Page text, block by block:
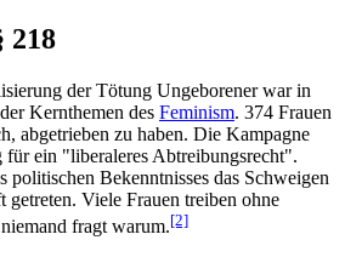
218
der Tötung Ungeborener war in
Kernthemen des Feminism. 374 Frauen
abgetrieben zu haben. Die Kampagne
für ein "liberaleres Abtreibungsrecht".
politischen Bekenntnisses das Schweigen
getreten. Viele Frauen treiben ohne
fragt warum.[2]